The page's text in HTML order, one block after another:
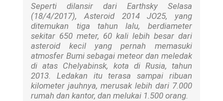
Seperti dilansir dari Earthsky Selasa
(18/4/2017), Asteroid 2014 JO25, yang
ditemukan tiga tahun lalu, berdiameter
sekitar 650 meter, 60 kali lebih besar dari
asteroid kecil yang pernah memasuki
atmosfer Bumi sebagai meteor dan meledak
di atas Chelyabinsk, kota di Rusia, tahun
2013. Ledakan itu terasa sampai ribuan
kilometer jauhnya, merusak lebih dari 7.000
rumah dan kantor, dan melukai 1.500 orang.